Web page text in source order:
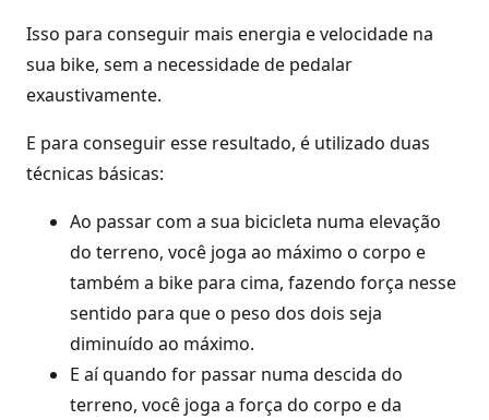
Isso para conseguir mais energia e velocidade na
sua bike, sem a necessidade de pedalar
exaustivamente.
E para conseguir esse resultado, é utilizado duas
técnicas básicas:
Ao passar com a sua bicicleta numa elevação
do terreno, você joga ao máximo o corpo e
também a bike para cima, fazendo força nesse
sentido para que o peso dos dois seja
diminuído ao máximo.
E aí quando for passar numa descida do
terreno, você joga a força do corpo e da